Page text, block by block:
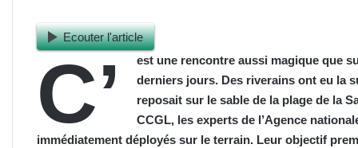
Ecouter l'article
C’
est une rencontre aussi magique que
derniers jours. Des riverains ont eu la
reposait sur le sable de la plage de la
CCGL, les experts de l’Agence
immédiatement déployés sur le terrain. Leur objectif